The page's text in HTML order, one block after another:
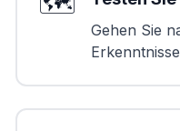
Gehen Sie